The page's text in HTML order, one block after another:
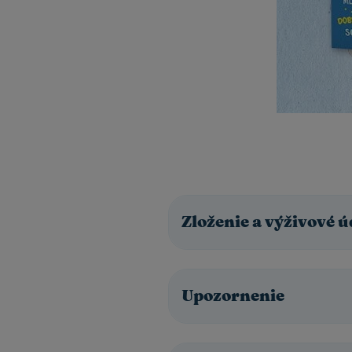
Zloženie a výživové
Upozornenie